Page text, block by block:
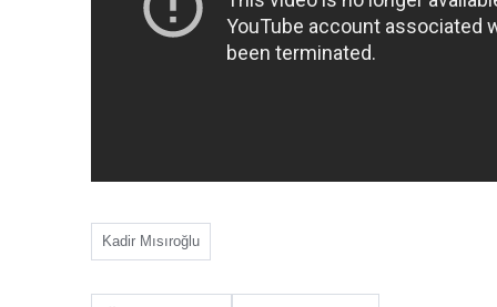
Kadir Mısıroğlu